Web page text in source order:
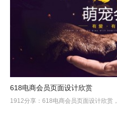
618电商会员页面设计欣赏
1912分享：618电商会员页面设计欣赏